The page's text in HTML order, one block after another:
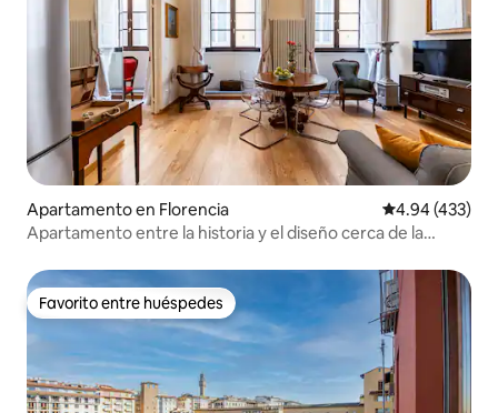
Apartamento en Florencia Calificación
4.94 (433)
Apartamento entre la historia y el diseño cerca de la
Favorito entre huéspedes
Favorito entre huéspedes